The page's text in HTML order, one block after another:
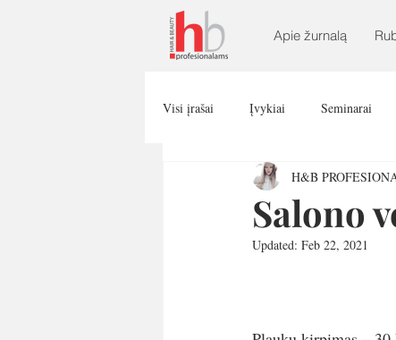
Apie žurnalą
Visi įrašai Įvykiai Seminarai
Salono
H&B
Updated: Feb 22, 2021